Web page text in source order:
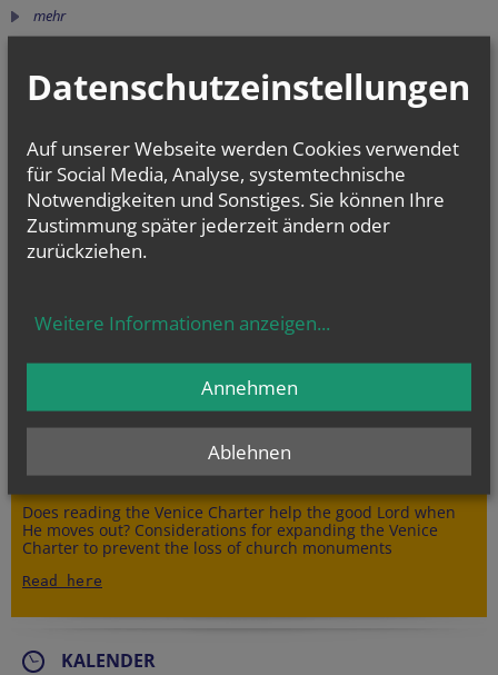
mehr
Does reading the Venice Charter help the good Lord when
He moves out? Considerations for expanding the Venice
Charter to prevent the loss of church monuments
Read here
KALENDER
Datenschutzeinstellungen
Auf unserer Webseite werden Cookies verwendet
für Social Media, Analyse, systemtechnische
Notwendigkeiten und Sonstiges. Sie können Ihre
Zustimmung später jederzeit ändern oder
zurückziehen.
Weitere Informationen anzeigen...
Ablehnen
Annehmen